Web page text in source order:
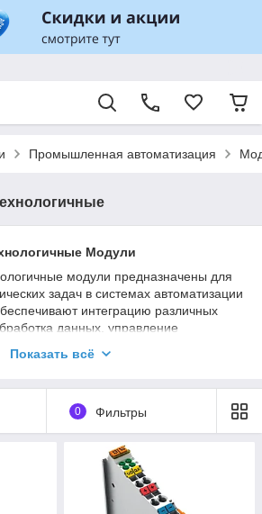
Промышленная автоматизация
Модули
модули предназначены для
задач в системах автоматизации
интеграцию различных
данных, управление
эффективность и гибкость
Показать всё
0 Фильтры